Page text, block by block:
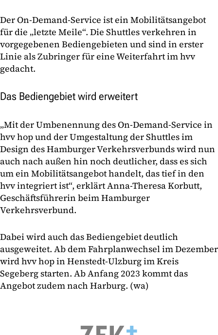
Der On-Demand-Service ist ein Mobilitätsangebot
für die „letzte Meile“. Die Shuttles verkehren in
vorgegebenen Bediengebieten und sind in erster
Linie als Zubringer für eine Weiterfahrt im hvv
gedacht.
Das Bediengebiet wird erweitert
„Mit der Umbenennung des On-Demand-Service in
hvv hop und der Umgestaltung der Shuttles im
Design des Hamburger Verkehrsverbunds wird nun
auch nach außen hin noch deutlicher, dass es sich
um ein Mobilitätsangebot handelt, das tief in den
hvv integriert ist“, erklärt Anna-Theresa Korbutt,
Geschäftsführerin beim Hamburger
Verkehrsverbund.
Dabei wird auch das Bediengebiet deutlich
ausgeweitet. Ab dem Fahrplanwechsel im Dezember
wird hvv hop in Henstedt-Ulzburg im Kreis
Segeberg starten. Ab Anfang 2023 kommt das
Angebot zudem nach Harburg. (wa)